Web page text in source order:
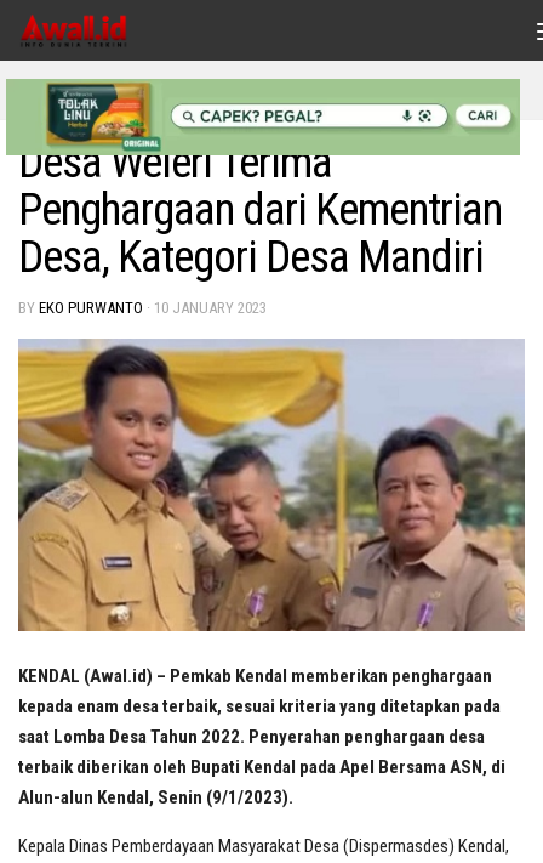
Skip to content
INDONESIAKU
Desa Weleri Terima
Penghargaan dari Kementrian
Desa, Kategori Desa Mandiri
BY EKO PURWANTO · 10 JANUARY 2023
KENDAL (Awal.id) – Pemkab Kendal memberikan penghargaan
kepada enam desa terbaik, sesuai kriteria yang ditetapkan pada
saat Lomba Desa Tahun 2022. Penyerahan penghargaan desa
terbaik diberikan oleh Bupati Kendal pada Apel Bersama ASN, di
Alun-alun Kendal, Senin (9/1/2023).
Kepala Dinas Pemberdayaan Masyarakat Desa (Dispermasdes) Kendal,